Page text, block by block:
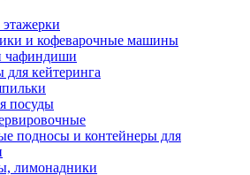
и кофеварочные машины
чафиндиши
для кейтеринга
посуды
подносы и контейнеры для
лимонадники